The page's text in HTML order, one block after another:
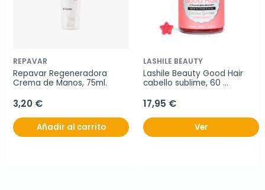
REPAVAR
Repavar Regeneradora
Crema de Manos, 75ml.
3,20 €
Añadir al carrito
LASHILE BEAUTY
Lashile Beauty Good Hair
cabello sublime, 60
17,95 €
Ver